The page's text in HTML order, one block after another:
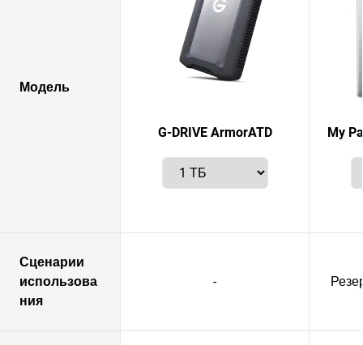
Модель
G-DRIVE ArmorATD My
Сценарии
использова
ния
-